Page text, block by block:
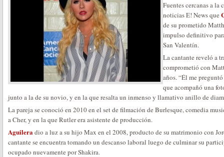
Fuentes cercanas a
noticias E! News que
de su prometido
impulso definitivo
San Valentín.
La cantante reveló a
comprometió con
años. “Él me
que acompañó una
junto a la de su novio, y en la que resalta un inmenso y llamativo anillo de
La pareja se conoció en 2010 en el set de filmación de Burlesque, comedia
a Cher, y en la que Rutler era asistente de producción.
Aguileradio a luz a su hijo Max en el 2008, producto de su matrimonio con
cantante se encuentra tomando un descanso laboral luego de culminar su
ocupado nuevamente por Shakira.